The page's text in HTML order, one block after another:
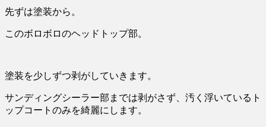
先ずは塗装から。
このボロボロのヘッドトップ部。
塗装を少しずつ剥がしていきます。
サンディングシーラー部までは剥がさず、汚く浮いているト
ップコートのみを綺麗にします。